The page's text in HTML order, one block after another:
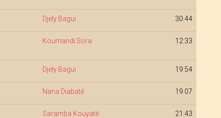
Djely Bagui 30:44
Koumandi Sora 12:33
Djely Bagui 19:54
Nana Diabaté 19:07
Saramba Kouyaté 21:43